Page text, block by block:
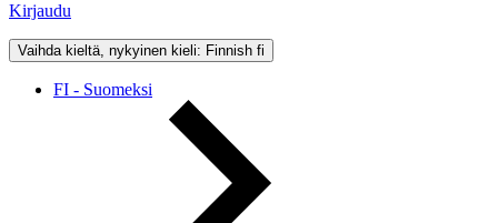
Kirjaudu
Vaihda kieltä, nykyinen kieli: Finnish fi
FI - Suomeksi